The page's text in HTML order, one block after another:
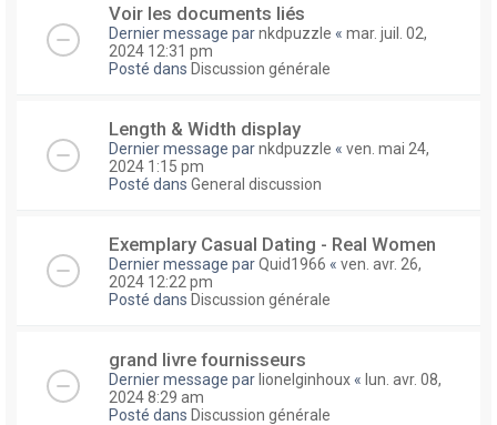
Voir les documents liés
Dernier message parnkdpuzzle « mar. juil. 02,
2024 12:31 pm
Posté dans Discussion générale
Length & Width display
Dernier message parnkdpuzzle « ven. mai 24,
2024 1:15 pm
Posté dans General discussion
Exemplary Сasual Dating - Real Women
Dernier message parQuid1966 « ven. avr. 26,
2024 12:22 pm
Posté dans Discussion générale
grand livre fournisseurs
Dernier message par lionelginhoux « lun. avr. 08,
2024 8:29 am
Posté dans Discussion générale